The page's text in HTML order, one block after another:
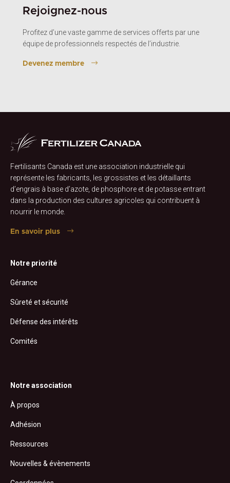
Rejoignez-nous
Profitez d’une vaste gamme de services offerts par une
équipe de professionnels respectés de l’industrie.
Devenez membre
Fertilisants Canada est une association industrielle qui
représente les fabricants, les grossistes et les détaillants
d’engrais à base d’azote, de phosphore et de potasse entrant
dans la production des cultures agricoles qui contribuent à
nourrir le monde.
En savoir plus
Notre priorité
Gérance
Sûreté et sécurité
Défense des intérêts
Comités
Notre association
À propos
Adhésion
Ressources
Nouvelles & évènements